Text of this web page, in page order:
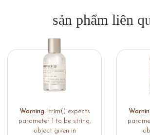
sản phẩm liên
Warning: ltrim() expects
parameter 1 to be string,
object given in